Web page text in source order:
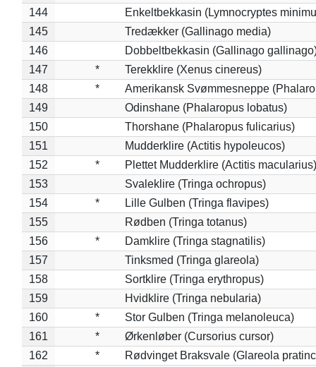
144
Enkeltbekkasin (Lymnocryptes
145
Tredækker (Gallinago media)
146
Dobbeltbekkasin (Gallinago
147
*
Terekklire (Xenus cinereus)
148
*
Amerikansk Svømmesneppe
149
Odinshane (Phalaropus lobatus)
150
Thorshane (Phalaropus fulicarius)
151
Mudderklire (Actitis hypoleucos)
152
*
Plettet Mudderklire (Actitis macularius)
153
Svaleklire (Tringa ochropus)
154
*
Lille Gulben (Tringa flavipes)
155
Rødben (Tringa totanus)
156
*
Damklire (Tringa stagnatilis)
157
Tinksmed (Tringa glareola)
158
Sortklire (Tringa erythropus)
159
Hvidklire (Tringa nebularia)
160
*
Stor Gulben (Tringa melanoleuca)
161
*
Ørkenløber (Cursorius cursor)
162
*
Rødvinget Braksvale (Glareola